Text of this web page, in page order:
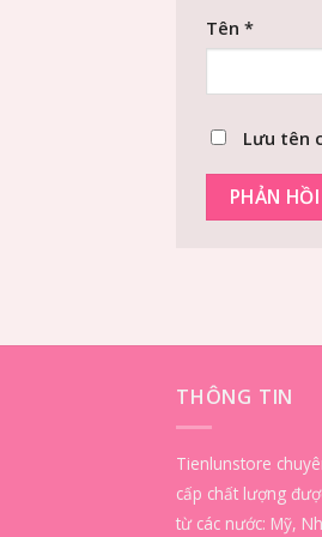
Tên *
Lưu tên
THÔNG TIN
Tienlunstore
cấp chất lượng
từ các nước: Mỹ,